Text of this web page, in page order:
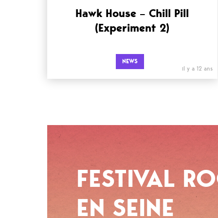
Hawk House – Chill Pill
(Experiment 2)
NEWS
il y a 12 ans
FESTIVAL
EN SEINE